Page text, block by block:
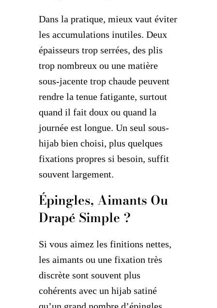
Dans la pratique, mieux vaut éviter
les accumulations inutiles. Deux
épaisseurs trop serrées, des plis
trop nombreux ou une matière
sous-jacente trop chaude peuvent
rendre la tenue fatigante, surtout
quand il fait doux ou quand la
journée est longue. Un seul sous-
hijab bien choisi, plus quelques
fixations propres si besoin, suffit
souvent largement.
Épingles, Aimants Ou
Drapé Simple ?
Si vous aimez les finitions nettes,
les aimants ou une fixation très
discrète sont souvent plus
cohérents avec un hijab satiné